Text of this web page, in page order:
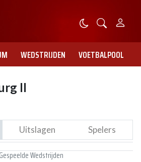
WEDSTRIJDEN VOETBALPOOL
II
Uitslagen Spelers
Wedstrijden